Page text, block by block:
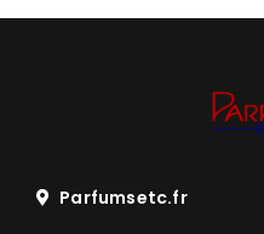
Parfumsetc.fr